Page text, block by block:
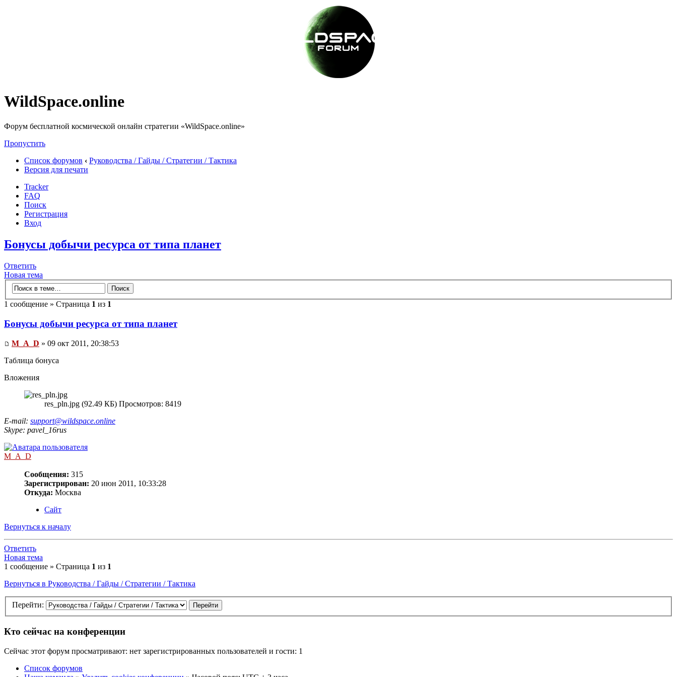
WildSpace.online
Форум бесплатной космической онлайн стратегии «WildSpace.online»
Пропустить
Список форумов ‹ Руководства / Гайды / Стратегии / Тактика
Версия для печати
Tracker
FAQ
Поиск
Регистрация
Вход
Бонусы добычи ресурса от типа планет
Ответить
Новая тема
1 сообщение » Страница 1 из 1
Бонусы добычи ресурса от типа планет
M_A_D » 09 окт 2011, 20:38:53
Таблица бонуса
Вложения
res_pln.jpg (92.49 КБ) Просмотров: 8419
E-mail: support@wildspace.online
Skype: pavel_16rus
M_A_D
Сообщения: 315
Зарегистрирован: 20 июн 2011, 10:33:28
Откуда: Москва
Сайт
Вернуться к началу
Ответить
Новая тема
1 сообщение » Страница 1 из 1
Вернуться в Руководства / Гайды / Стратегии / Тактика
Перейти:
Кто сейчас на конференции
Сейчас этот форум просматривают: нет зарегистрированных пользователей и гости: 1
Список форумов